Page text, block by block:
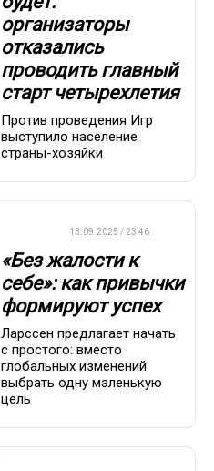
организаторы
отказались
проводить главный
старт четырехлетия
Против проведения Игр
выступило население
страны-хозяйки
13.09.2025 / 23:46
«Без жалости к
себе»: как привычки
формируют успех
Ларссен предлагает начать
с простого: вместо
глобальных изменений
выбрать одну маленькую
цель